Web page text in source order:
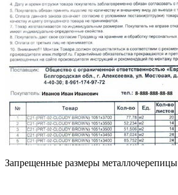
Запрещенные размеры металлочерепицы